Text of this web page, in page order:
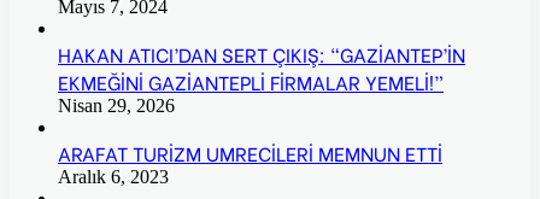
Mayıs 7, 2024
HAKAN ATICI’DAN SERT ÇIKIŞ: “GAZİANTEP’İN
EKMEĞİNİ GAZİANTEPLİ FİRMALAR YEMELİ!”
Nisan 29, 2026
ARAFAT TURİZM UMRECİLERİ MEMNUN ETTİ
Aralık 6, 2023